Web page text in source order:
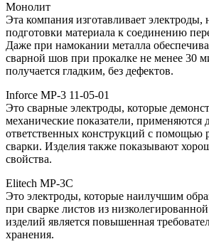
Монолит
Эта компания изготавливает
подготовки материала к соединению
Даже при намокании металла
сварной шов при прокалке не менее 30
получается гладким, без дефектов.
Inforce МР-3 11-05-01
Это сварные электроды, которые
механические показатели, применяются
ответственных конструкций с помощью
сварки. Изделия также показывают
свойства.
Elitech МР-3С
Это электроды, которые наилучшим
при сварке листов из
изделий является повышенная
хранения.